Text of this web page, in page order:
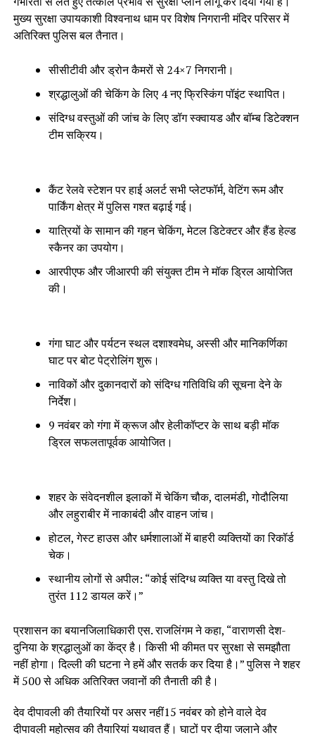
मुख्य सुरक्षा उपायकाशी विश्वनाथ धाम पर विशेष निगरानी मंदिर परिसर में
अतिरिक्त पुलिस बल तैनात।
सीसीटीवी और ड्रोन कैमरों से 24×7 निगरानी।
श्रद्धालुओं की चेकिंग के लिए 4 नए फ्रिस्किंग पॉइंट स्थापित।
संदिग्ध वस्तुओं की जांच के लिए डॉग स्क्वायड और बॉम्ब डिटेक्शन
टीम सक्रिय।
कैंट रेलवे स्टेशन पर हाई अलर्ट सभी प्लेटफॉर्म, वेटिंग रूम और
पार्किंग क्षेत्र में पुलिस गश्त बढ़ाई गई।
यात्रियों के सामान की गहन चेकिंग, मेटल डिटेक्टर और हैंड हेल्ड
स्कैनर का उपयोग।
आरपीएफ और जीआरपी की संयुक्त टीम ने मॉक ड्रिल आयोजित
की।
गंगा घाट और पर्यटन स्थल दशाश्वमेध, अस्सी और मानिकर्णिका
घाट पर बोट पेट्रोलिंग शुरू।
नाविकों और दुकानदारों को संदिग्ध गतिविधि की सूचना देने के
निर्देश।
9 नवंबर को गंगा में क्रूज और हेलीकॉप्टर के साथ बड़ी मॉक
ड्रिल सफलतापूर्वक आयोजित।
शहर के संवेदनशील इलाकों में चेकिंग चौक, दालमंडी, गोदौलिया
और लहुराबीर में नाकाबंदी और वाहन जांच।
होटल, गेस्ट हाउस और धर्मशालाओं में बाहरी व्यक्तियों का रिकॉर्ड
चेक।
स्थानीय लोगों से अपील: “कोई संदिग्ध व्यक्ति या वस्तु दिखे तो
तुरंत 112 डायल करें।”
प्रशासन का बयानजिलाधिकारी एस. राजलिंगम ने कहा, “वाराणसी देश-
दुनिया के श्रद्धालुओं का केंद्र है। किसी भी कीमत पर सुरक्षा से समझौता
नहीं होगा। दिल्ली की घटना ने हमें और सतर्क कर दिया है।” पुलिस ने शहर
में 500 से अधिक अतिरिक्त जवानों की तैनाती की है।
देव दीपावली की तैयारियों पर असर नहीं15 नवंबर को होने वाले देव
दीपावली महोत्सव की तैयारियां यथावत हैं। घाटों पर दीया जलाने और